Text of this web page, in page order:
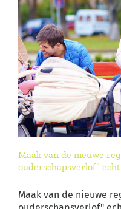
Maak van de nieuwe
ouderschapsverlof”
Maak van de nieuwe